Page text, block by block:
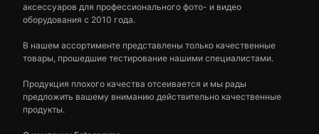
аксессуаров для профессионального фото- и видео
оборудования с 2010 года.
В нашем ассортименте представлены только качественные
товары, прошедшие тестирование нашими специалистами.
Продукция плохого качества отсеивается и мы рады
предложить вашему вниманию действительно качественные
продукты.